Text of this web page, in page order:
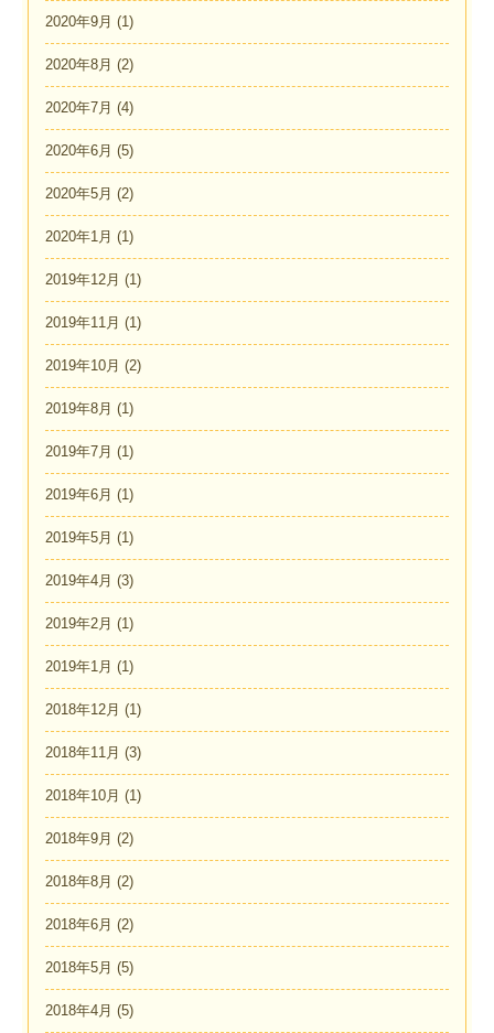
2020年9月 (1)
2020年8月 (2)
2020年7月 (4)
2020年6月 (5)
2020年5月 (2)
2020年1月 (1)
2019年12月 (1)
2019年11月 (1)
2019年10月 (2)
2019年8月 (1)
2019年7月 (1)
2019年6月 (1)
2019年5月 (1)
2019年4月 (3)
2019年2月 (1)
2019年1月 (1)
2018年12月 (1)
2018年11月 (3)
2018年10月 (1)
2018年9月 (2)
2018年8月 (2)
2018年6月 (2)
2018年5月 (5)
2018年4月 (5)